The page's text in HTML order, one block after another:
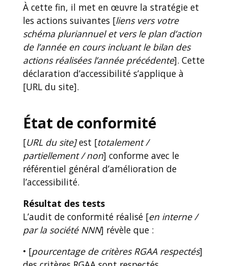
À cette fin, il met en œuvre la stratégie et
les actions suivantes [liens vers votre
schéma pluriannuel et vers le plan d’action
de l’année en cours incluant le bilan des
actions réalisées l’année précédente]. Cette
déclaration d’accessibilité s’applique à
[URL du site].
État de conformité
[URL du site]est [totalement /
partiellement / non] conforme avec le
référentiel général d’amélioration de
l’accessibilité.
Résultat des tests
L’audit de conformité réalisé [en interne /
par la société NNN] révèle que :
• [pourcentage de critères RGAA respectés]